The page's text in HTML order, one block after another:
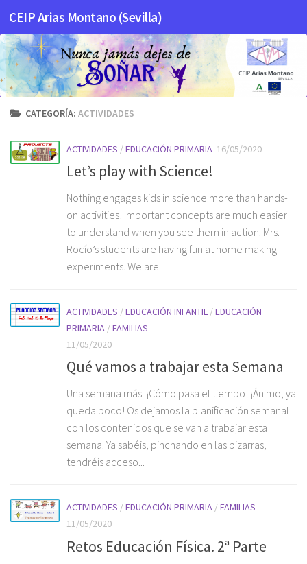
Saltar al contenido
CEIP Arias Montano (Sevilla)
CATEGORÍA: ACTIVIDADES
ACTIVIDADES /EDUCACIÓN PRIMARIA 16/05/2020
Let’s play with Science!
Nothing engages kids in science more than hands-
on activities! Important concepts are much easier
to understand when you see them in action. Mrs.
Rocío’s students are having fun at home making
experiments. We are...
ACTIVIDADES /EDUCACIÓN INFANTIL /EDUCACIÓN
PRIMARIA /FAMILIAS
11/05/2020
Qué vamos a trabajar esta Semana
Una semana más. ¡Cómo pasa el tiempo! ¡Ánimo, ya
queda poco! Os dejamos la planificación semanal
con los contenidos que se van a trabajar esta
semana. Ya sabéis, pinchando en las pizarras,
tendréis acceso...
ACTIVIDADES /EDUCACIÓN PRIMARIA /FAMILIAS
11/05/2020
Retos Educación Física. 2ª Parte